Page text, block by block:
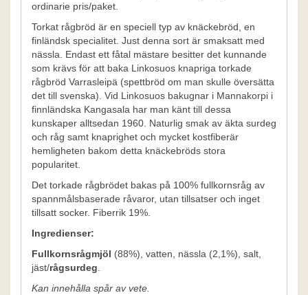
ordinarie pris/paket.
Torkat rågbröd är en speciell typ av knäckebröd, en
finländsk specialitet. Just denna sort är smaksatt med
nässla. Endast ett fåtal mästare besitter det kunnande
som krävs för att baka Linkosuos knapriga torkade
rågbröd Varrasleipä (spettbröd om man skulle översätta
det till svenska). Vid Linkosuos bakugnar i Mannakorpi i
finnländska Kangasala har man känt till dessa
kunskaper alltsedan 1960. Naturlig smak av äkta surdeg
och råg samt knaprighet och mycket kostfiberär
hemligheten bakom detta knäckebröds stora
popularitet.
Det torkade rågbrödet bakas på 100% fullkornsråg av
spannmålsbaserade råvaror, utan tillsatser och inget
tillsatt socker. Fiberrik 19%.
Ingredienser:
Fullkornsrågmjöl (88%), vatten, nässla (2,1%), salt,
jäst/rågsurdeg.
Kan innehålla spår av vete.